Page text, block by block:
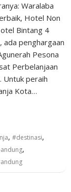
Waralaba
Hotel Non
Bintang 4
ada penghargaan
Pesona
Perbelanjaan
Untuk peraih
Kota…
,#destinasi,
,